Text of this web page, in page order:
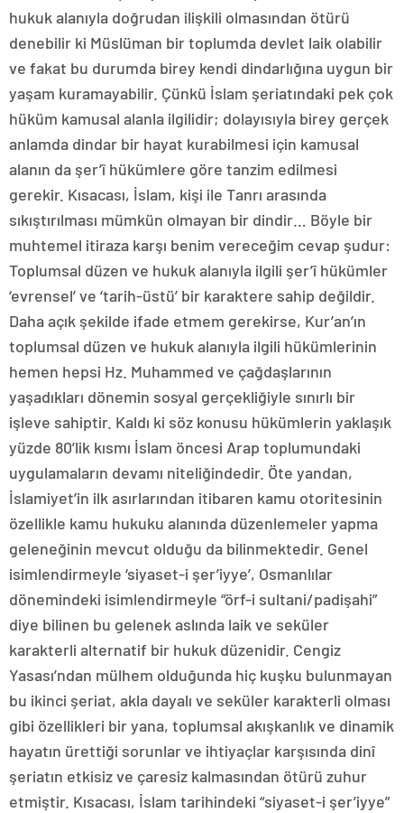
hukuk alanıyla doğrudan ilişkili olmasından ötürü
denebilir ki Müslüman bir toplumda devlet laik olabilir
ve fakat bu durumda birey kendi dindarlığına uygun bir
yaşam kuramayabilir. Çünkü İslam şeriatındaki pek çok
hüküm kamusal alanla ilgilidir; dolayısıyla birey gerçek
anlamda dindar bir hayat kurabilmesi için kamusal
alanın da şer’î hükümlere göre tanzim edilmesi
gerekir. Kısacası, İslam, kişi ile Tanrı arasında
sıkıştırılması mümkün olmayan bir dindir… Böyle bir
muhtemel itiraza karşı benim vereceğim cevap şudur:
Toplumsal düzen ve hukuk alanıyla ilgili şer’î hükümler
‘evrensel’ ve ‘tarih-üstü’ bir karaktere sahip değildir.
Daha açık şekilde ifade etmem gerekirse, Kur’an’ın
toplumsal düzen ve hukuk alanıyla ilgili hükümlerinin
hemen hepsi Hz. Muhammed ve çağdaşlarının
yaşadıkları dönemin sosyal gerçekliğiyle sınırlı bir
işleve sahiptir. Kaldı ki söz konusu hükümlerin yaklaşık
yüzde 80’lik kısmı İslam öncesi Arap toplumundaki
uygulamaların devamı niteliğindedir. Öte yandan,
İslamiyet’in ilk asırlarından itibaren kamu otoritesinin
özellikle kamu hukuku alanında düzenlemeler yapma
geleneğinin mevcut olduğu da bilinmektedir. Genel
isimlendirmeyle ‘siyaset-i şer’iyye’, Osmanlılar
dönemindeki isimlendirmeyle “örf-i sultani/padişahi”
diye bilinen bu gelenek aslında laik ve seküler
karakterli alternatif bir hukuk düzenidir. Cengiz
Yasası’ndan mülhem olduğunda hiç kuşku bulunmayan
bu ikinci şeriat, akla dayalı ve seküler karakterli olması
gibi özellikleri bir yana, toplumsal akışkanlık ve dinamik
hayatın ürettiği sorunlar ve ihtiyaçlar karşısında dinî
şeriatın etkisiz ve çaresiz kalmasından ötürü zuhur
etmiştir. Kısacası, İslam tarihindeki “siyaset-i şer’iyye”